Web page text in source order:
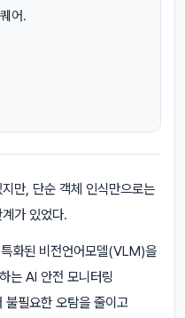
어.
만, 단순 객체 인식만으로는
가 있었다.
화된 비전언어모델(VLM)을
는 AI 안전 모니터링
불필요한 오탐을 줄이고